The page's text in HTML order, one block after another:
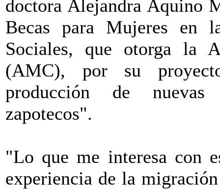
doctora Alejandra Aquino
Becas para Mujeres en
Sociales, que otorga la
(AMC), por su
producción de nuevas
zapotecos".
"Lo que me interesa con
experiencia de la